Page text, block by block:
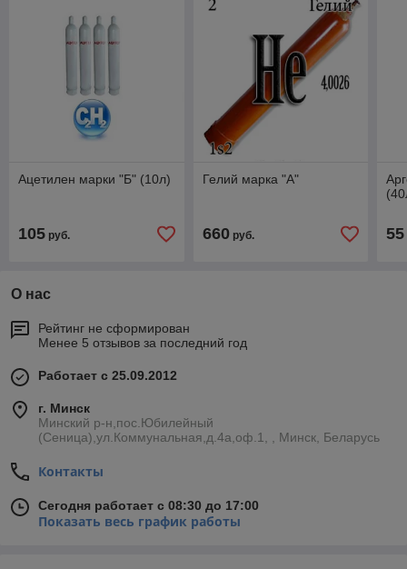
Ацетилен марки "Б" (10л)
105 руб.
Гелий марка "А"
660руб. 55
О нас
Рейтинг не сформирован
Менее 5 отзывов за последний год
Работает с 25.09.2012
г. Минск
Минский р-н,пос.Юбилейный
(Сеница),ул.Коммунальная,д.4а,оф.1, , Минск, Беларусь
Контакты
Сегодня работает с 08:30 до 17:00
Показать весь график работы